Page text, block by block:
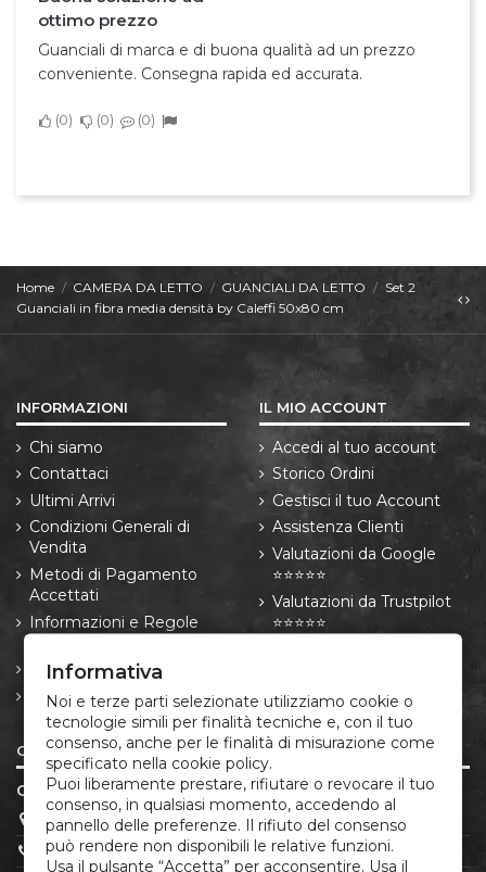
ottimo prezzo
Guanciali di marca e di buona qualità ad un prezzo
conveniente. Consegna rapida ed accurata.
0 0 0
Home CAMERA DA LETTO GUANCIALI DA LETTO
Set 2
Guanciali in fibra media densità by Caleffi 50x80 cm
INFORMAZIONI
Chi siamo
Contattaci
Ultimi Arrivi
Condizioni Generali di
Vendita
Metodi di Pagamento
Accettati
Informazioni e Regole
Resi e Recessi
Informativa privacy e
cookie
IL MIO ACCOUNT
Accedi al tuo account
Storico Ordini
Gestisci il tuo Account
Assistenza Clienti
Valutazioni da Google
⭐⭐⭐⭐⭐
Valutazioni da Trustpilot
⭐⭐⭐⭐⭐
CONTATTI
CORREDO ITALIANO®
P.IVA 05666881213
(+39) 379.175.12.22
Informativa
Noi e terze parti selezionate utilizziamo cookie o
tecnologie simili per finalità tecniche e, con il tuo
consenso, anche per le finalità di misurazione come
specificato nella cookie policy.
Puoi liberamente prestare, rifiutare o revocare il tuo
consenso, in qualsiasi momento, accedendo al
pannello delle preferenze. Il rifiuto del consenso
può rendere non disponibili le relative funzioni.
Usa il pulsante “Accetta” per acconsentire. Usa il